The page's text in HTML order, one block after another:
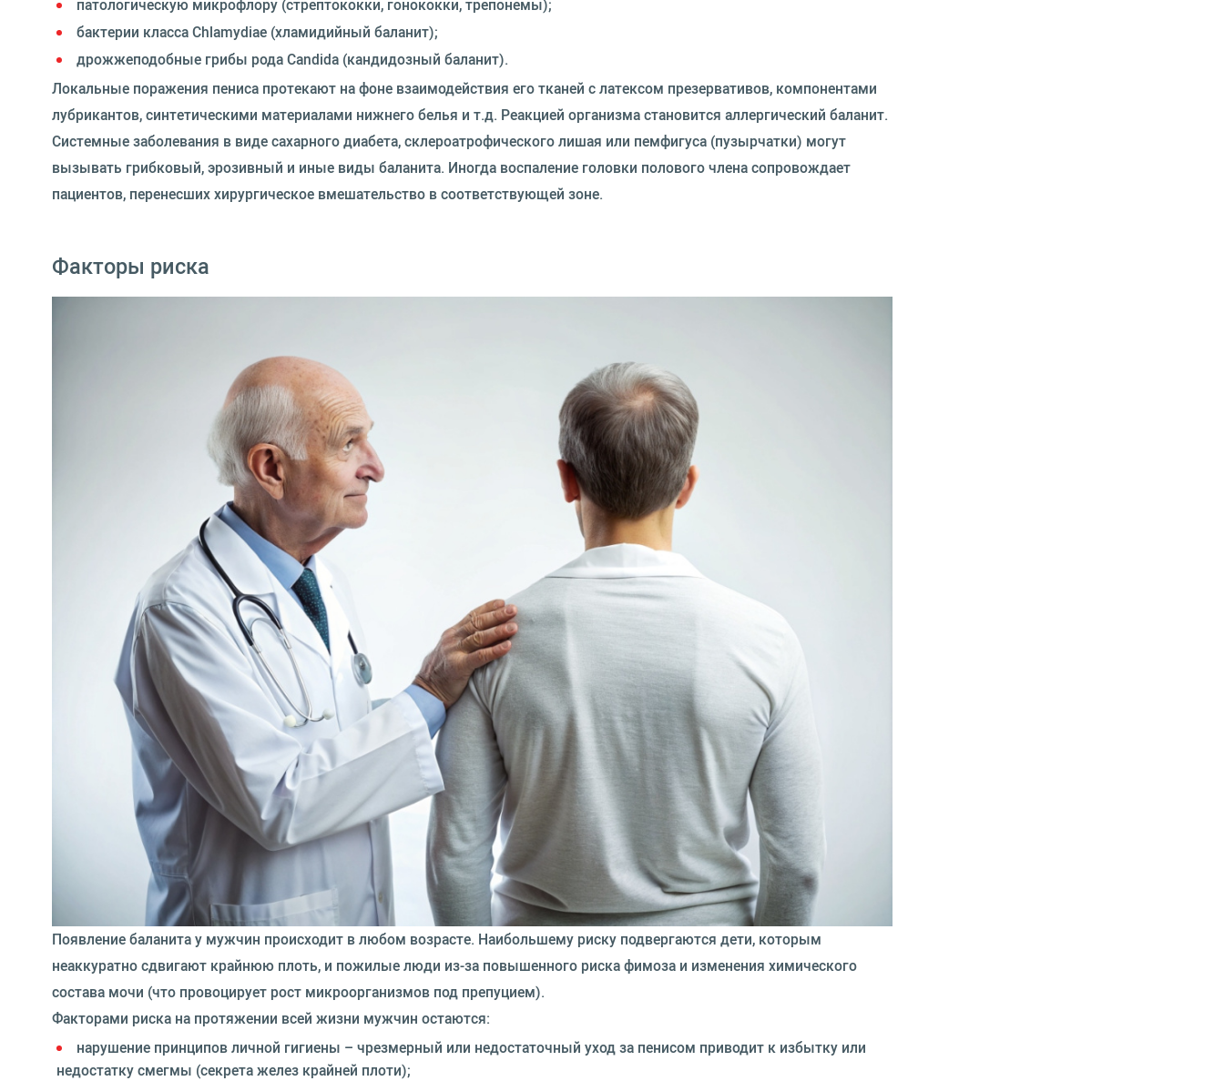
патологическую микрофлору (стрептококки, гонококки, трепонемы);
бактерии класса Chlamydiae (хламидийный баланит);
дрожжеподобные грибы рода Candida (кандидозный баланит).
Локальные поражения пениса протекают на фоне взаимодействия его тканей с латексом презервативов, компонентами
лубрикантов, синтетическими материалами нижнего белья и т.д. Реакцией организма становится аллергический баланит.
Системные заболевания в виде сахарного диабета, склероатрофического лишая или пемфигуса (пузырчатки) могут
вызывать грибковый, эрозивный и иные виды баланита. Иногда воспаление головки полового члена сопровождает
пациентов, перенесших хирургическое вмешательство в соответствующей зоне.
Факторы риска
Появление баланита у мужчин происходит в любом возрасте. Наибольшему риску подвергаются дети, которым
неаккуратно сдвигают крайнюю плоть, и пожилые люди из-за повышенного риска фимоза и изменения химического
состава мочи (что провоцирует рост микроорганизмов под препуцием).
Факторами риска на протяжении всей жизни мужчин остаются:
нарушение принципов личной гигиены – чрезмерный или недостаточный уход за пенисом приводит к избытку или
недостатку смегмы (секрета желез крайней плоти);